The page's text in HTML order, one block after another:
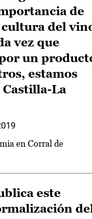
de
del
vez que
un
estamos
Castilla-La
en Corral de
este